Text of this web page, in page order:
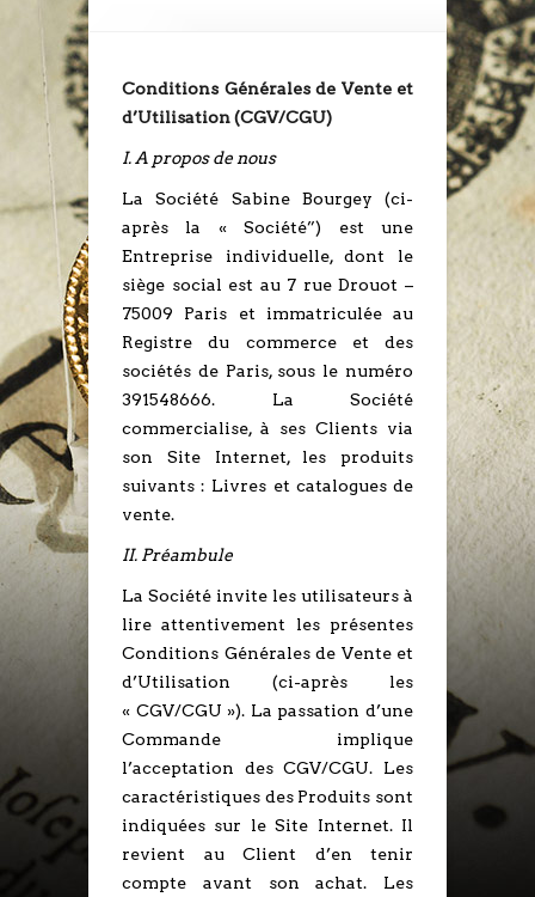
Conditions Générales de Vente et
d’Utilisation (CGV/CGU)
I. A propos de nous
La Société Sabine Bourgey (ci-
après la « Société”) est une
Entreprise individuelle, dont le
siège social est au 7 rue Drouot –
75009 Paris et immatriculée au
Registre du commerce et des
sociétés de Paris, sous le numéro
391548666. La Société
commercialise, à ses Clients via
son Site Internet, les produits
suivants : Livres et catalogues de
vente.
II. Préambule
La Société invite les utilisateurs à
lire attentivement les présentes
Conditions Générales de Vente et
d’Utilisation (ci-après les
« CGV/CGU »). La passation d’une
Commande implique
l’acceptation des CGV/CGU. Les
caractéristiques des Produits sont
indiquées sur le Site Internet. Il
revient au Client d’en tenir
compte avant son achat. Les